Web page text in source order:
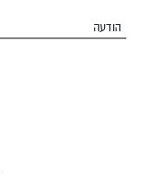
הודעה